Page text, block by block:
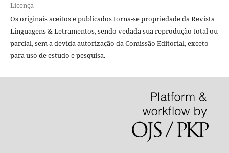
Licença
Os originais aceitos e publicados torna-se propriedade da Revista
Linguagens & Letramentos, sendo vedada sua reprodução total ou
parcial, sem a devida autorização da Comissão Editorial, exceto
para uso de estudo e pesquisa.